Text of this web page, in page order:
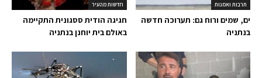
חדשות מהעיר
חגיגה הודית ססגונית התקיימה
באולם בית יוחנן בנתניה
תרבות ואמנות
ים, שמים ורוח גם: תערוכה חדשה
בנתניה